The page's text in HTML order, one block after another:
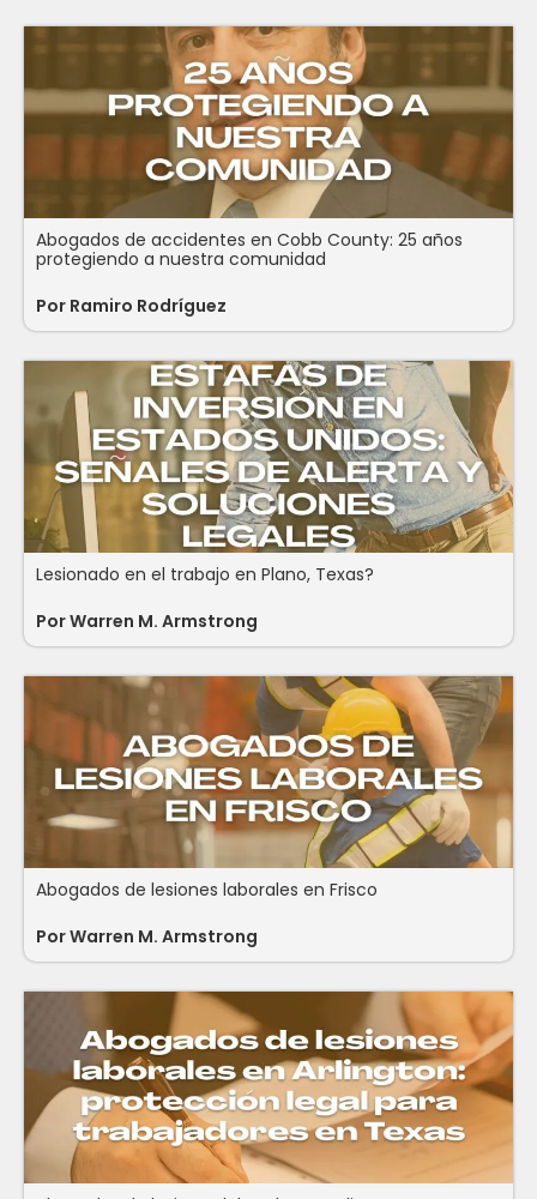
Abogados de accidentes en Cobb County: 25 años
protegiendo a nuestra comunidad
Por Ramiro Rodríguez
Lesionado en el trabajo en Plano, Texas?
PorWarren M. Armstrong
Abogados de lesiones laborales en Frisco
PorWarren M. Armstrong